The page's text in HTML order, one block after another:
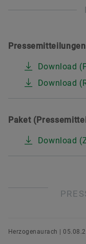
Pressemitteilungen
Download
Download
Paket
Download
Herzogenaurach |